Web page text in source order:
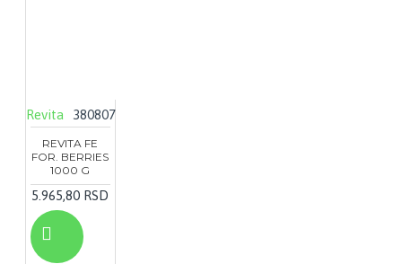
Revita 380807
REVITA FE
FOR. BERRIES
1000 G
5.965,80 RSD